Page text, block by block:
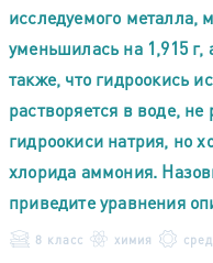
исследуемого металла,
уменьшилась на 1,915 г,
также, что гидроокись
растворяется в воде, не
гидроокиси натрия, но
хлорида аммония.
приведите уравнения
8 класс химия